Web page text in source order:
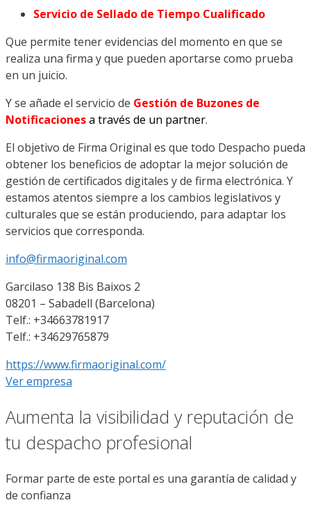
Servicio de Sellado de Tiempo Cualificado
Que permite tener evidencias del momento en que se
realiza una firma y que pueden aportarse como prueba
en un juicio.
Y se añade el servicio de Gestión de Buzones de
Notificacionesa través de un partner.
El objetivo de Firma Original es que todo Despacho pueda
obtener los beneficios de adoptar la mejor solución de
gestión de certificados digitales y de firma electrónica. Y
estamos atentos siempre a los cambios legislativos y
culturales que se están produciendo, para adaptar los
servicios que corresponda.
info@firmaoriginal.com
Garcilaso 138 Bis Baixos 2
08201 – Sabadell (Barcelona)
Telf.: +34663781917
Telf.: +34629765879
https://www.firmaoriginal.com/
Ver empresa
Aumenta la visibilidad y reputación de
tu despacho profesional
Formar parte de este portal es una garantía de calidad y
de confianza